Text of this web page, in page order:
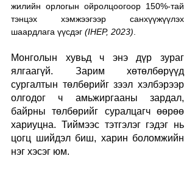
жилийн орлогын ойролцоогоор 150%-тай
тэнцэх хэмжээгээр санхүүжүүлэх
шаардлага үүсдэг (IHEP, 2023)
Монголын хувьд ч энэ дүр зураг
ялгаагүй. Зарим хөтөлбөрүүд
сургалтын төлбөрийг зээл хэлбэрээр
олгодог ч амьжиргааны зардал,
байрны төлбөрийг суралцагч өөрөө
хариуцна. Тиймээс тэтгэлэг гэдэг нь
цогц шийдэл биш, харин боломжийн
нэг хэсэг юм.